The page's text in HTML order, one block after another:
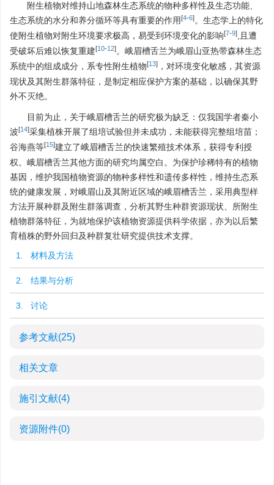
附生植物对维持山地森林生态系统的物种多样性及生态功能、
生态系统的水分和养分循环等具有重要的作用[4-6]。生态学上的特化
使附生植物对附生环境要求极高，易受到环境变化的影响[7-9]
,且遭
受破坏后难以恢复重建[10-12]。峨眉槽舌兰为峨眉山亚热带森林生态
系统中的组成成分，系专性附生植物[13] ，对环境变化敏感，其资源
现状及其附生群落特征，是制定相应保护方案的基础，以确保其野
外不灭绝。
目前为止，关于峨眉槽舌兰的研究极为缺乏：仅我国学者秦小
波[14]采集植株开展了组培试验但并未成功，未能获得完整组培苗；
谷海燕等[15]建立了峨眉槽舌兰的快速繁殖技术体系，获得专利授
权。峨眉槽舌兰其他方面的研究均属空白。为保护珍稀特有的植物
基因，维护我国植物资源的物种多样性和遗传多样性，维持生态系
统的健康发展，对峨眉山及其附近区域的峨眉槽舌兰，采用典型样
方法开展种群及附生群落调查，分析其野生种群资源现状、所附生
植物群落特征，为就地保护该植物资源提供科学依据，亦为以后繁
育植株的野外回归及种群复壮研究提供技术支撑。
1. 材料及方法
2. 结果与分析
3. 讨论
参考文献(25)
相关文章
施引文献(4)
资源附件(0)